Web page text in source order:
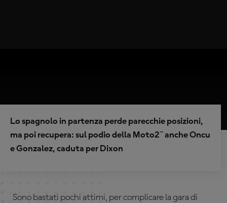
Lo spagnolo in partenza perde parecchie posizioni,
ma poi recupera: sul podio della Moto2™ anche Oncu
e Gonzalez, caduta per Dixon
Sono bastati pochi attimi, per complicare la gara di